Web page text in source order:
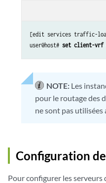
[edit services traffic-
user@host# set client-
NOTE: Les
pour le routage des
ne sont pas utilisées
Configuration
Pour configurer les serveurs